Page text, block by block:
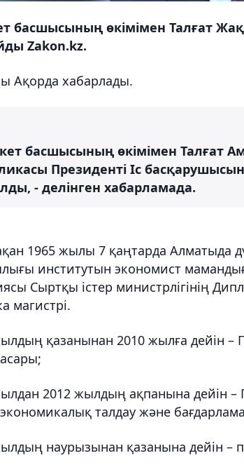
басшысының өкімімен Талғат
Zakon.kz.
Ақорда хабарлады.
басшысының өкімімен Талғат
Президенті Іс
- делінген хабарламада.
1965 жылы 7 қаңтарда Алматыда
институтын экономист
Сыртқы істер министрлігінің
магистрі.
қазанынан 2010 жылға дейін –
2012 жылдың ақпанына дейін –
талдау және
наурызынан қазанына дейін –